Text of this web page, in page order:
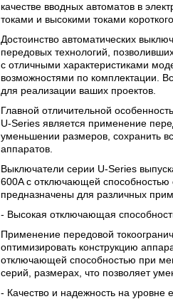
качестве вводных автоматов в
токами и высокими токами
Достоинство автоматических
передовых технологий,
с отличными характеристиками
возможностями по комплектации.
для реализации ваших проектов.
Главной отличительной
U-Series является применение
уменьшении размеров, сохранить
аппаратов.
Выключатели серии U-Series
600A с отключающей способностью
предназначены для различных
- Высокая отключающая
Применение передовой
оптимизировать конструкцию
отключающей способностью при
серий, размерах, что позволяет
- Качество и надежность на уровне